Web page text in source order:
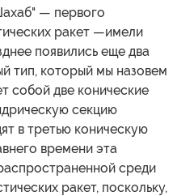
— первого
ракет —имели
появились еще два
тип, который мы назовем
собой две конические
секцию
в третью коническую
времени эта
среди
ракет, поскольку,